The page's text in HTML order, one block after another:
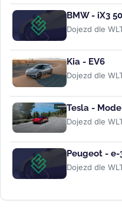
BMW - iX3
Dojezd dle
Kia - EV6
Dojezd dle
Tesla -
Dojezd dle
Peugeot -
Dojezd dle